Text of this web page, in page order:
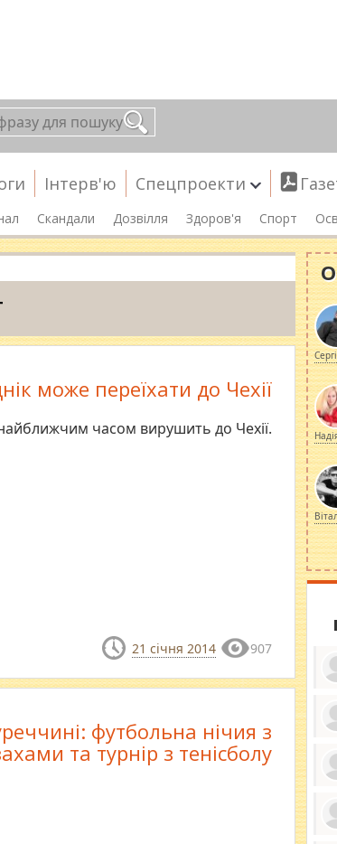
Інтерв'ю Спецпроекти
Скандали Дозвілля Здоров'я Спорт
може переїхати до Чехії
найближчим часом вирушить до Чехії.
21 січня 2014 907
футбольна нічия з
та турнір з тенісболу